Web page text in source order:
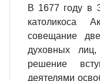
В 1677 году в
католикоса
совещание
духовных
решение
деятелями